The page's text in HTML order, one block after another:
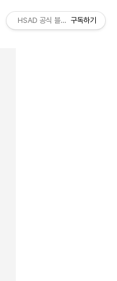
HSAD 공식 블로그 HSADzine
구독하기